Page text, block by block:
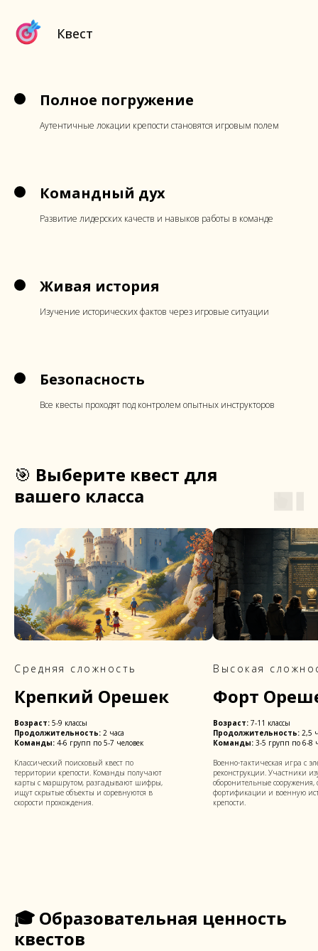
Квест
Полное погружение
Аутентичные локации крепости становятся игровым полем
Командный дух
Развитие лидерских качеств и навыков работы в команде
Живая история
Изучение исторических фактов через игровые ситуации
Безопасность
Все квесты проходят под контролем опытных инструкторов
🎯 Выберите квест для
вашего класса
Средняя сложность
Крепкий Орешек
Возраст: 5-9 классы
Продолжительность: 2 часа
Команды: 4-6 групп по 5-7 человек
Классический поисковый квест по
территории крепости. Команды получают
карты с маршрутом, разгадывают шифры,
ищут скрытые объекты и соревнуются в
скорости прохождения.
Высокая
Форт
Возраст: 7-11 классы
Продолжительность: 2,5
Команды: 3-5 групп по 6-8
Военно-тактическая игра с
реконструкции. Участники
оборонительные сооружения,
фортификации и военную
крепости.
🎓 Образовательная ценность
квестов